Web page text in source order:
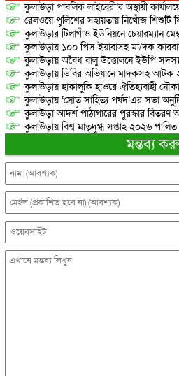
কুলাউড়া পাবলিক লাইব্রেরী’র অস্থায়ী
রেলওয়ে পুলিশের সহায়তায় নিখোঁজ শিশুটি
কুলাউড়ার টিলাগাঁও ইউনিয়নে চেয়ারম্যান
কুলাউড়ায় ১০০ পিস ইয়াবাসহ মা/দক
কুলাউড়ায় অবৈধ বালু উত্তোলনে ইউপি
কুলাউড়ায় ডিবির অভিযানে মাদকসহ আটক
কুলাউড়ায় হাকালুকি হাওরে ঐতিহ্যবাহী
কুলাউড়ায় ‘স্রোত সাহিত্য পর্ষদ’এর সভা
কুলাউড়া আদর্শ পাঠাগারের পুরস্কার বিতরণ
কুলাউড়ায় বিশ্ব মাতৃদুগ্ধ সপ্তাহ ২০২৬ পালিত
মন্তব্য